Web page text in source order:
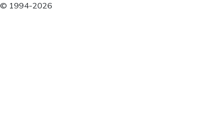
© 1994-2026